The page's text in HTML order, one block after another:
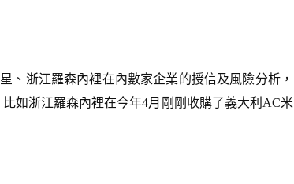
、浙江羅森內裡在內數家企業的授信及風險分析，
如浙江羅森內裡在今年4月剛剛收購了義大利AC米